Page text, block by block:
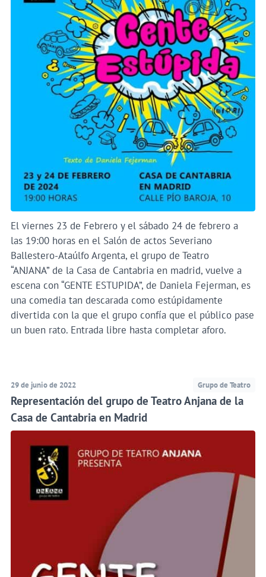
El viernes 23 de Febrero y el sábado 24 de febrero a
las 19:00 horas en el Salón de actos Severiano
Ballestero-Ataúlfo Argenta, el grupo de Teatro
“ANJANA” de la Casa de Cantabria en madrid, vuelve a
escena con “GENTE ESTUPIDA”, de Daniela Fejerman, es
una comedia tan descarada como estúpidamente
divertida con la que el grupo confía que el público pase
un buen rato. Entrada libre hasta completar aforo.
29 de junio de 2022 Grupo de Teatro
Representación del grupo de Teatro Anjana de la
Casa de Cantabria en Madrid